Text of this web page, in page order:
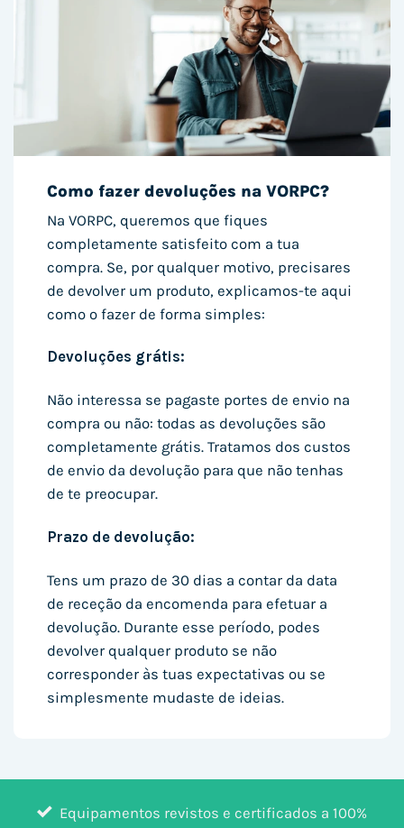
Como fazer devoluções na VORPC?
Na VORPC, queremos que fiques
completamente satisfeito com a tua
compra. Se, por qualquer motivo, precisares
de devolver um produto, explicamos-te aqui
como o fazer de forma simples:
Devoluções grátis:
Não interessa se pagaste portes de envio na
compra ou não: todas as devoluções são
completamente grátis. Tratamos dos custos
de envio da devolução para que não tenhas
de te preocupar.
Prazo de devolução:
Tens um prazo de 30 dias a contar da data
de receção da encomenda para efetuar a
devolução. Durante esse período, podes
devolver qualquer produto se não
corresponder às tuas expectativas ou se
simplesmente mudaste de ideias.
Equipamentos revistos e certificados a 100%